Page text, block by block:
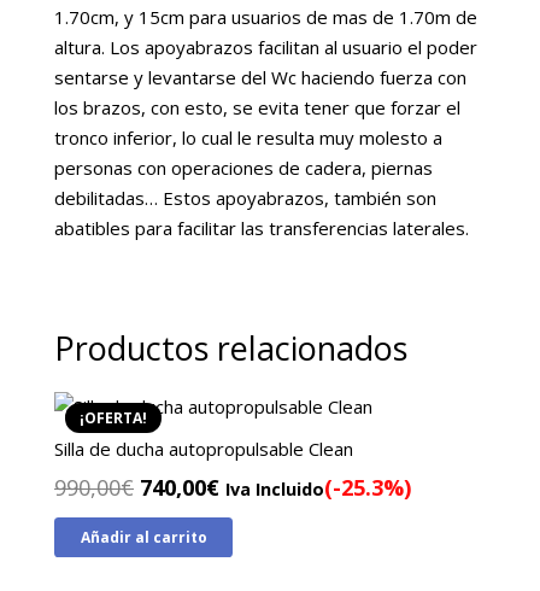
1.70cm, y 15cm para usuarios de mas de 1.70m de
altura. Los apoyabrazos facilitan al usuario el poder
sentarse y levantarse del Wc haciendo fuerza con
los brazos, con esto, se evita tener que forzar el
tronco inferior, lo cual le resulta muy molesto a
personas con operaciones de cadera, piernas
debilitadas… Estos apoyabrazos, también son
abatibles para facilitar las transferencias laterales.
Productos relacionados
¡OFERTA!
Silla de ducha autopropulsable Clean
990,00€ El
precio
original
740,00€El
precio
actual
Iva Incluido(-25.3%)
Añadir al carrito